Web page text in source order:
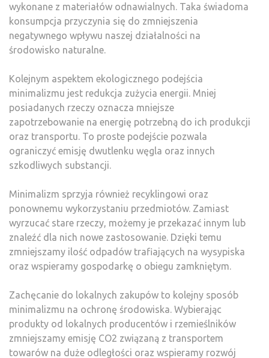
wykonane z materiałów odnawialnych. Taka świadoma
konsumpcja przyczynia się do zmniejszenia
negatywnego wpływu naszej działalności na
środowisko naturalne.
Kolejnym aspektem ekologicznego podejścia
minimalizmu jest redukcja zużycia energii. Mniej
posiadanych rzeczy oznacza mniejsze
zapotrzebowanie na energię potrzebną do ich produkcji
oraz transportu. To proste podejście pozwala
ograniczyć emisję dwutlenku węgla oraz innych
szkodliwych substancji.
Minimalizm sprzyja również recyklingowi oraz
ponownemu wykorzystaniu przedmiotów. Zamiast
wyrzucać stare rzeczy, możemy je przekazać innym lub
znaleźć dla nich nowe zastosowanie. Dzięki temu
zmniejszamy ilość odpadów trafiających na wysypiska
oraz wspieramy gospodarkę o obiegu zamkniętym.
Zachęcanie do lokalnych zakupów to kolejny sposób
minimalizmu na ochronę środowiska. Wybierając
produkty od lokalnych producentów i rzemieślników
zmniejszamy emisję CO2 związaną z transportem
towarów na duże odległości oraz wspieramy rozwój